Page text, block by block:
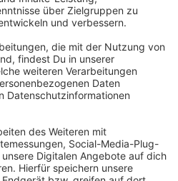
sein, aber auch ein
funktioniert. Dieser
(nicht mehr Radio-Buchse,
an!) und Gerät, über das ihr
Dabei benötigt jedes
wollt, einen eigenen